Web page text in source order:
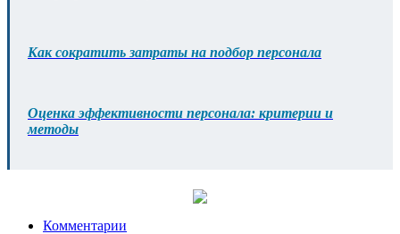
Как сократить затраты на подбор персонала
Оценка эффективности персонала: критерии и
методы
Комментарии